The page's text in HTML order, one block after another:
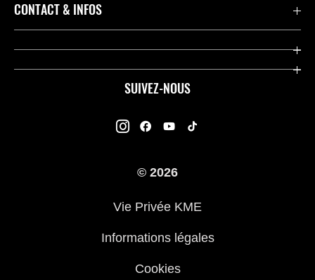
SUIVEZ-NOUS
Accessoires & Pièces
Concessionnaires
Kawasaki Road Assistance
Questions Fréquemment Posées
CONTACT & INFOS
Contact
© 2026
Vie Privée KME
Informations légales
Cookies